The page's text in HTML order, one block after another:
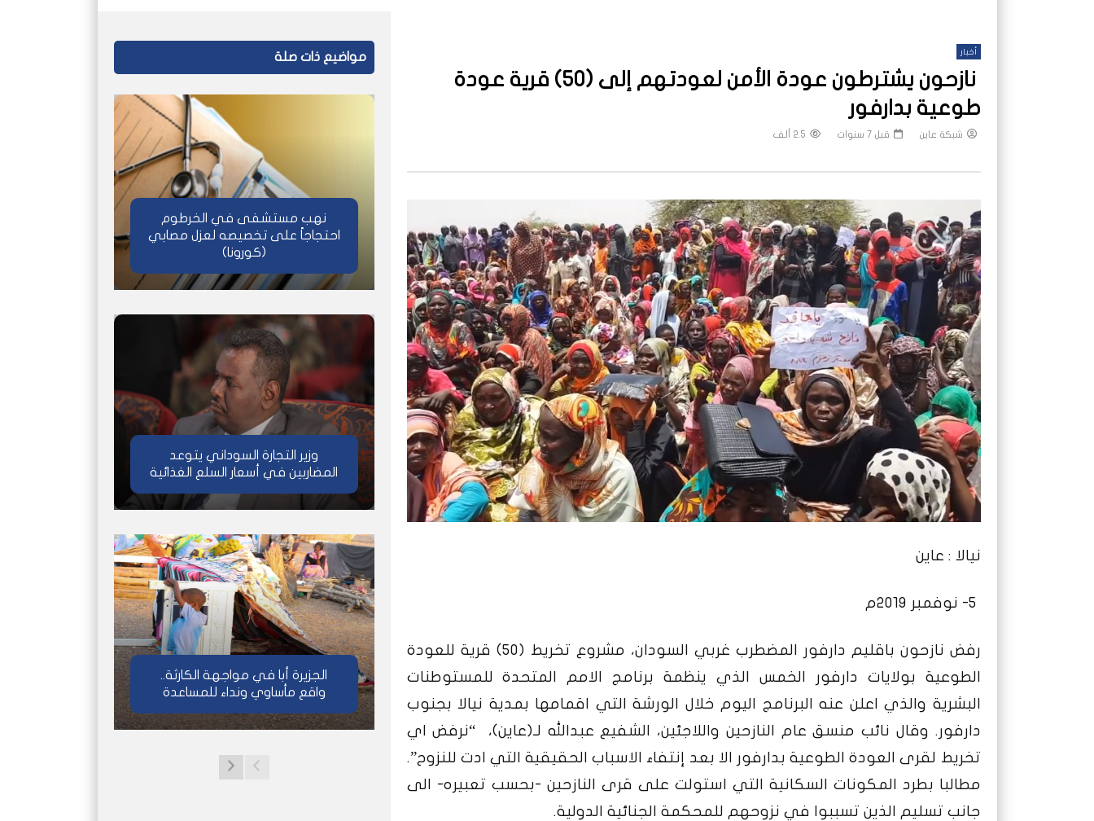
أخبار
نازحون يشترطون عودة الأمن لعودتهم إلى (50) قرية عودة
طوعية بدارفور
شبكة عاين قبل 7 سنوات 2.5 ألف
نيالا : عاين
رفض نازحون باقليم دارفور المضطرب غربي السودان، مشروع تخريط (50) قرية للعودة
الطوعية بولايات دارفور الخمس الذي ينظمة برنامج الامم المتحدة للمستوطنات
البشرية والذي اعلن عنه البرنامج اليوم خلال الورشة التي اقمامها بمدية نيالا بجنوب
دارفور. وقال نائب منسق عام النازحين واللاجئين، الشفيع عبدالله لـ(عاين)، “نرفض اي
تخريط لقرى العودة الطوعية بدارفور الا بعد إنتفاء الاسباب الحقيقية التي ادت للنزوح”.
مطالبا بطرد المكونات السكانية التي استولت على قرى النازحين -بحسب تعبيره- الى
جانب تسليم الذين تسببوا في نزوحهم للمحكمة الجنائية الدولية.
مواضيع ذات صلة
نهب مستشفى في الخرطوم
احتجاجاً على تخصيصه لعزل مصابي
(كورونا)
وزير التجارة السوداني يتوعد
المضاربين في أسعار السلع الغذائية
الجزيرة أبا في مواجهة الكارثة..
واقع مأساوي ونداء للمساعدة